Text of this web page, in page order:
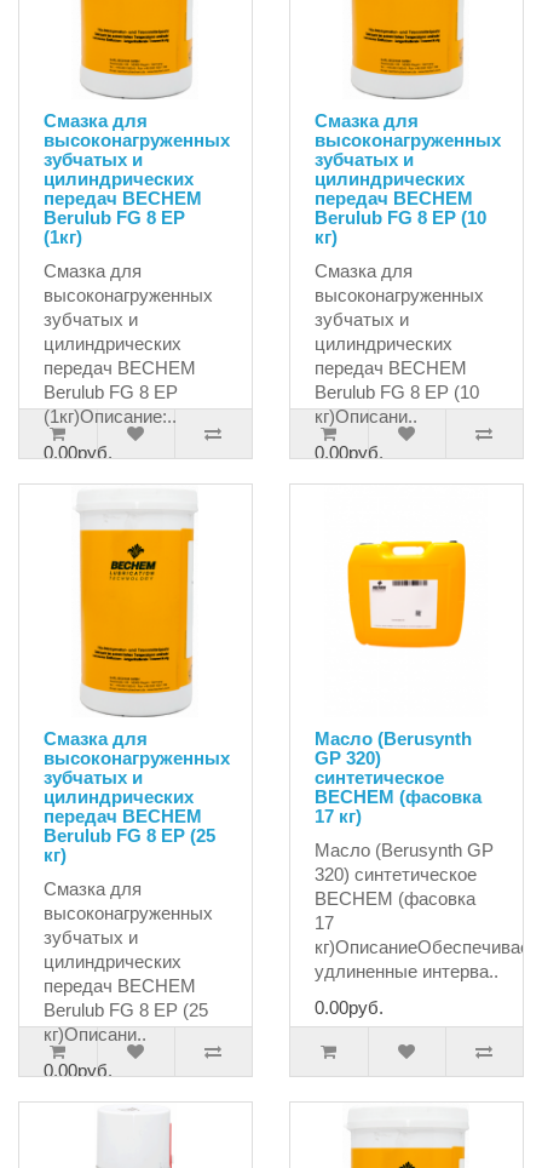
Cмазка для
высоконагруженных
зубчатых и
цилиндрических
передач BECHEM
Berulub FG 8 EP
(1кг)
Cмазка для
высоконагруженных
зубчатых и
цилиндрических
передач BECHEM
Berulub FG 8 EP
(1кг)Описание:..
0.00руб.
Cмазка для
высоконагруженных
зубчатых и
цилиндрических
передач BECHEM
Berulub FG 8 EP (10
кг)
Cмазка для
высоконагруженных
зубчатых и
цилиндрических
передач BECHEM
Berulub FG 8 EP (10
кг)Описани..
0.00руб.
Cмазка для
высоконагруженных
зубчатых и
цилиндрических
передач BECHEM
Berulub FG 8 EP (25
кг)
Cмазка для
высоконагруженных
зубчатых и
цилиндрических
передач BECHEM
Berulub FG 8 EP (25
кг)Описани..
0.00руб.
Масло (Berusynth
GP 320)
синтетическое
BECHEM (фасовка
17 кг)
Масло (Berusynth GP
320) синтетическое
BECHEM (фасовка
17
кг)ОписаниеОбеспечивает
удлиненные интерва..
0.00руб.